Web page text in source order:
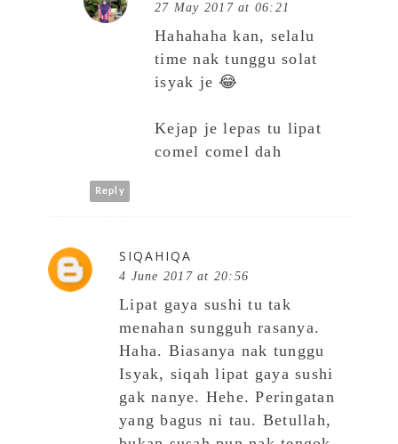
27 May 2017 at 06:21
Hahahaha kan, selalu
time nak tunggu solat
isyak je 😂
Kejap je lepas tu lipat
comel comel dah
Reply
SIQAHIQA
4 June 2017 at 20:56
Lipat gaya sushi tu tak
menahan sungguh rasanya.
Haha. Biasanya nak tunggu
Isyak, siqah lipat gaya sushi
gak nanye. Hehe. Peringatan
yang bagus ni tau. Betullah,